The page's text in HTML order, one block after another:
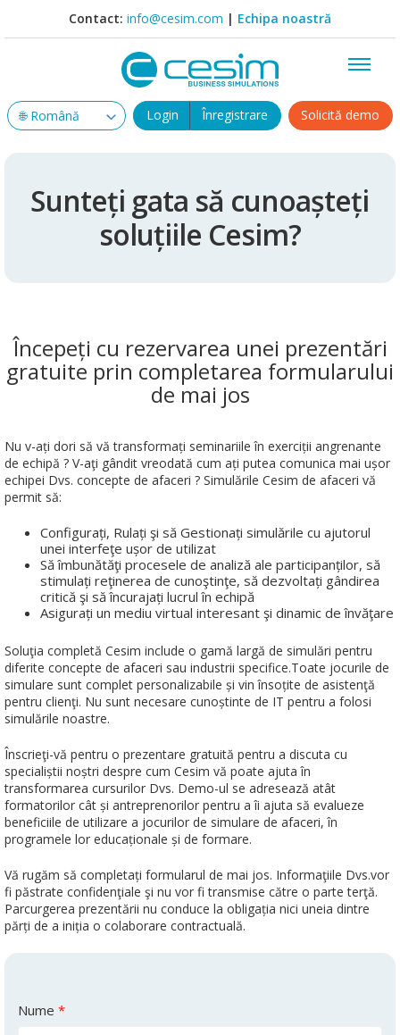
Contact: info@cesim.com | Echipa noastră
Login Înregistrare Solicită demo
Sunteți gata să cunoașteți
soluțiile Cesim?
Începeți cu rezervarea unei prezentări
gratuite prin completarea formularului
de mai jos
Nu v-ați dori să vă transformați seminariile în exerciții angrenante
de echipă ? V-aţi gândit vreodată cum ați putea comunica mai ușor
echipei Dvs. concepte de afaceri ? Simulările Cesim de afaceri vă
permit să:
Configurați, Rulați şi să Gestionați simulările cu ajutorul
unei interfeţe ușor de utilizat
Să îmbunătăţi procesele de analiză ale participanților, să
stimulați reţinerea de cunoştinţe, să dezvoltați gândirea
critică şi să încurajați lucrul în echipă
Asigurați un mediu virtual interesant şi dinamic de învăţare
Soluţia completă Cesim include o gamă largă de simulări pentru
diferite concepte de afaceri sau industrii specifice.Toate jocurile de
simulare sunt complet personalizabile și vin însoțite de asistenţă
pentru clienţi. Nu sunt necesare cunoștinte de IT pentru a folosi
simulările noastre.
Înscrieţi-vă pentru o prezentare gratuită pentru a discuta cu
specialiștii noștri despre cum Cesim vă poate ajuta în
transformarea cursurilor Dvs. Demo-ul se adresează atât
formatorilor cât și antreprenorilor pentru a îi ajuta să evalueze
beneficiile de utilizare a jocurilor de simulare de afaceri, în
programele lor educaționale și de formare.
Vă rugăm să completați formularul de mai jos. Informaţiile Dvs.vor
fi păstrate confidenţiale şi nu vor fi transmise către o parte terţă.
Parcurgerea prezentării nu conduce la obligația nici uneia dintre
părți de a iniția o colaborare contractuală.
Nume *